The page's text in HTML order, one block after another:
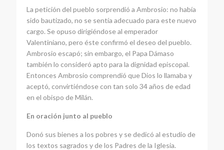
La petición del pueblo sorprendió a Ambrosio: no había
sido bautizado, no se sentía adecuado para este nuevo
cargo. Se opuso dirigiéndose al emperador
Valentiniano, pero éste confirmó el deseo del pueblo.
Ambrosio escapó; sin embargo, el Papa Dámaso
también lo consideró apto para la dignidad episcopal.
Entonces Ambrosio comprendió que Dios lo llamaba y
aceptó, convirtiéndose con tan solo 34 años de edad
en el obispo de Milán.
En oración junto al pueblo
Donó sus bienes a los pobres y se dedicó al estudio de
los textos sagrados y de los Padres de la Iglesia.